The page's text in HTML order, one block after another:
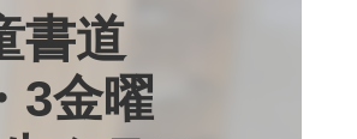
書道
3金曜